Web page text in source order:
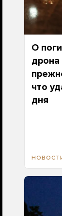
О
что
дня